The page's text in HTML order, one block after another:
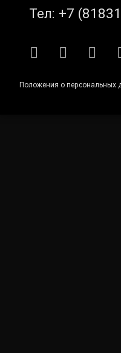
Тел: +7
RSS E-mail
Положения о персональных